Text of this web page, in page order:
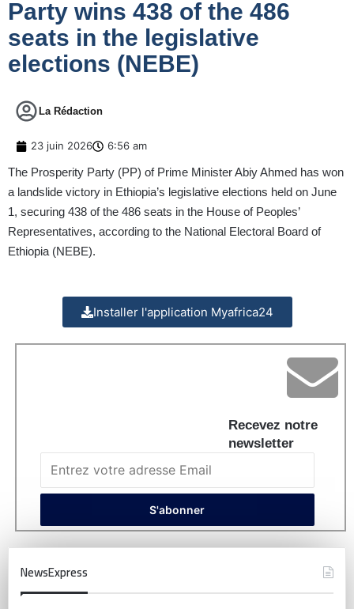
Party wins 438 of the 486
seats in the legislative
elections (NEBE)
La Rédaction
23 juin 2026 6:56 am
The Prosperity Party (PP) of Prime Minister Abiy Ahmed has won
a landslide victory in Ethiopia’s legislative elections held on June
1, securing 438 of the 486 seats in the House of Peoples’
Representatives, according to the National Electoral Board of
Ethiopia (NEBE).
Installer l'application Myafrica24
Recevez notre
newsletter
NewsExpress